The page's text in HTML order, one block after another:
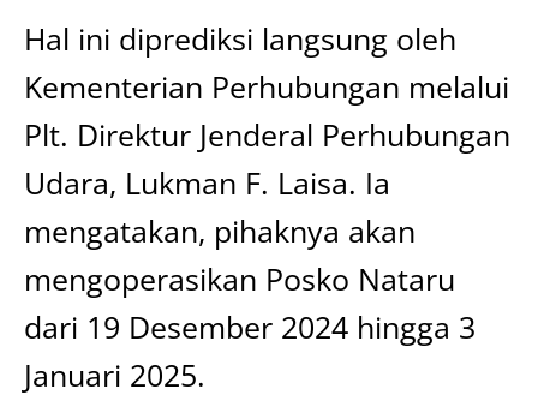
Hal ini diprediksi langsung oleh
Kementerian Perhubungan melalui
Plt. Direktur Jenderal Perhubungan
Udara, Lukman F. Laisa. Ia
mengatakan, pihaknya akan
mengoperasikan Posko Nataru
dari 19 Desember 2024 hingga 3
Januari 2025.